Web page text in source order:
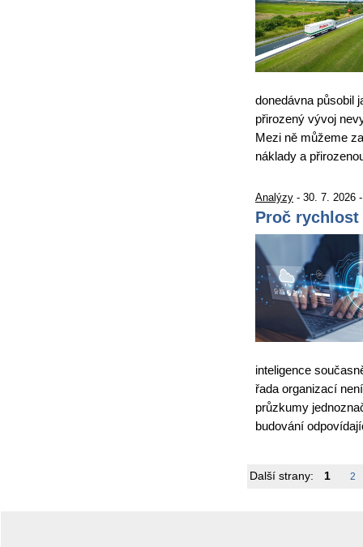
donedávna působil
přirozený vývoj
Mezi ně můžeme
náklady a
Analýzy - 30. 7. 2026
Proč rychlost
inteligence
řada organizací
průzkumy
budování
Další strany: 1 2